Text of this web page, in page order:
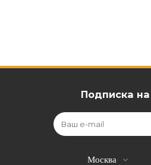
Подписка
Москва